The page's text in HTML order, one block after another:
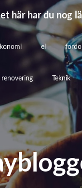
här har du nog
el
renovering Teknik